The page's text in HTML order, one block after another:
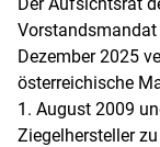
Vorstandsmandat
Dezember 2025
österreichische
1. August 2009
Ziegelhersteller